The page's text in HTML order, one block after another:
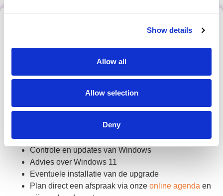
Show details
Allow all
Allow selection
Deny
Kiezen voor APK voor
Laat je BelevenisTafel soepel en veilig draaien met
onze APK-service.Wij controleren de Windows-versie,
voeren updates uit en kijken of het systeem geschikt is
date en klaar voor toekomstige softwareversies.
Controle en updates van Windows
Advies over Windows 11
Eventuele installatie van de upgrade
Plan direct een afspraak via onze online agenda en